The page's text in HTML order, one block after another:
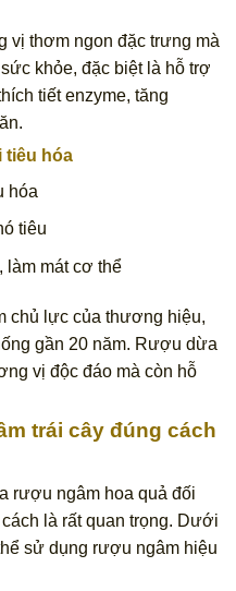
vị thơm ngon đặc trưng mà
khỏe, đặc biệt là hỗ trợ
tiết enzyme, tăng
tiêu hóa
hóa
tiêu
làm mát cơ thể
chủ lực của thương hiệu,
gần 20 năm. Rượu dừa
vị độc đáo mà còn hỗ
trái cây đúng cách
rượu ngâm hoa quả đối
là rất quan trọng. Dưới
sử dụng rượu ngâm hiệu